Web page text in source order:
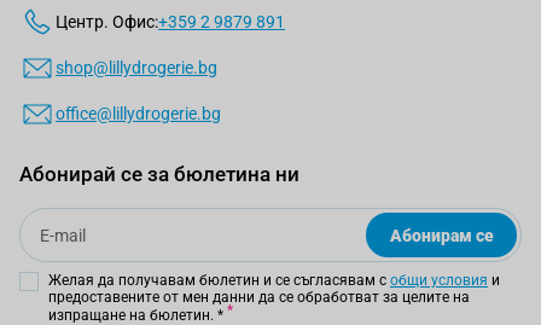
Центр. Офис:+359 2 9879 891
shop@lillydrogerie.bg
office@lillydrogerie.bg
Абонирай се за бюлетина ни
Email
Абонирам се
Желая да получавам бюлетин и се съгласявам с общи условия и
предоставените от мен данни да се обработват за целите на
изпращане на бюлетин. *